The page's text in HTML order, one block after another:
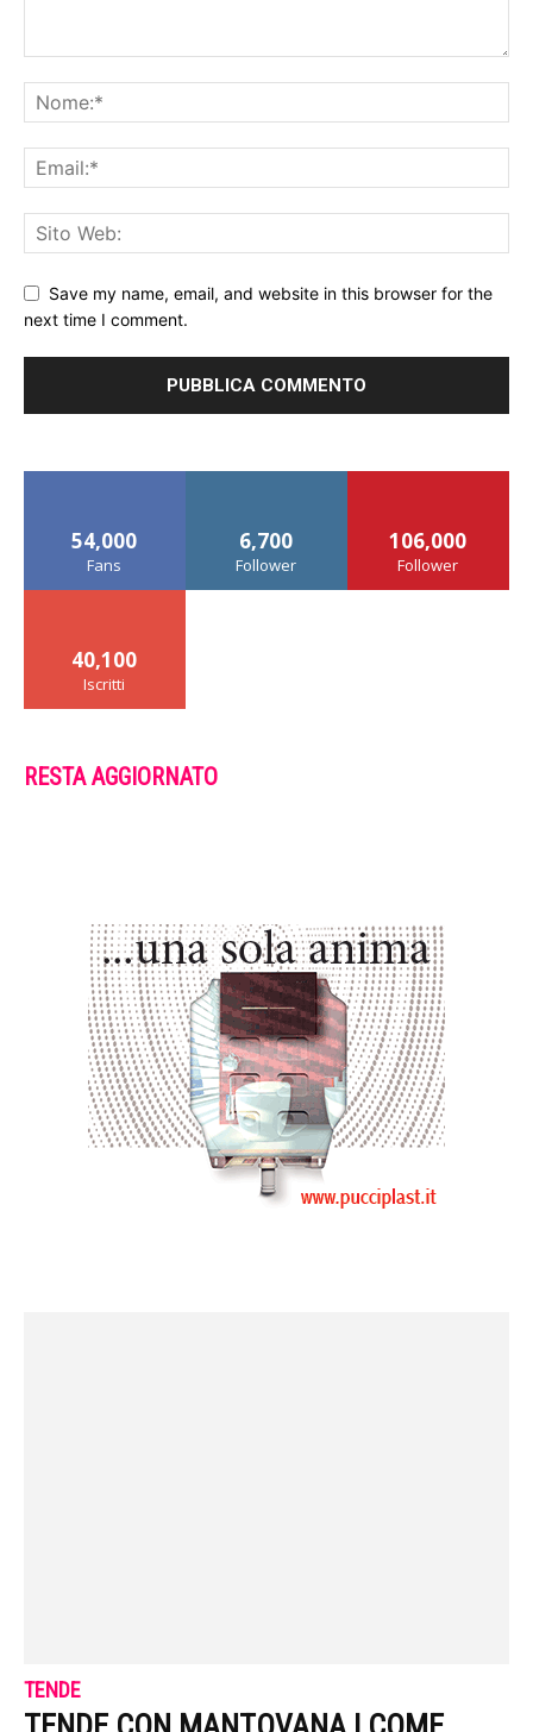
Save my name, email, and website in this browser for the
next time I comment.
54,000
Fans
6,700
Follower
106,000
Follower
40,100
Iscritti
RESTA AGGIORNATO
TENDE